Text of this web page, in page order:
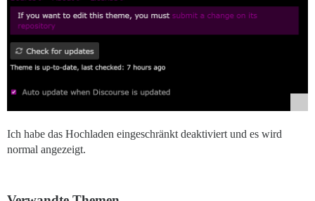
Ich habe das Hochladen eingeschränkt deaktiviert und es wird
normal angezeigt.